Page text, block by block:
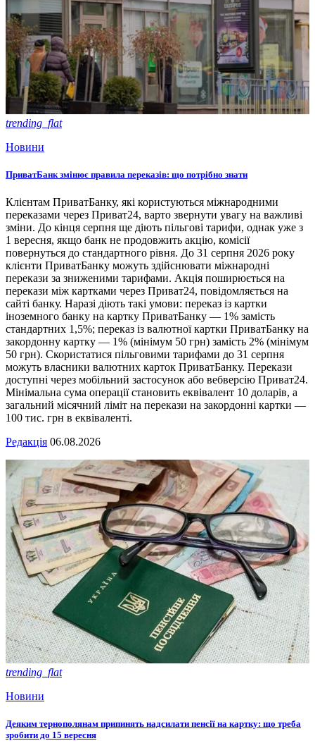
trending_flat
Новини
ПриватБанк змінює правила переказів: що потрібно знати
Клієнтам ПриватБанку, які користуються міжнародними
переказами через Приват24, варто звернути увагу на важливі
зміни. До кінця серпня ще діють пільгові тарифи, однак уже з
1 вересня, якщо банк не продовжить акцію, комісії
повернуться до стандартного рівня. До 31 серпня 2026 року
клієнти ПриватБанку можуть здійснювати міжнародні
перекази за зниженими тарифами. Акція поширюється на
перекази між картками через Приват24, повідомляється на
сайті банку. Наразі діють такі умови: переказ із картки
іноземного банку на картку ПриватБанку — 1% замість
стандартних 1,5%; переказ із валютної картки ПриватБанку на
закордонну картку — 1% (мінімум 50 грн) замість 2% (мінімум
50 грн). Скористатися пільговими тарифами до 31 серпня
можуть власники валютних карток ПриватБанку. Перекази
доступні через мобільний застосунок або вебверсію Приват24.
Мінімальна сума операції становить еквівалент 10 доларів, а
загальний місячний ліміт на перекази на закордонні картки —
100 тис. грн в еквіваленті.
Редакція 06.08.2026
trending_flat
Новини
Деяким тернополянам припинять надсилати пенсії на картку: що треба
зробити до 15 вересня